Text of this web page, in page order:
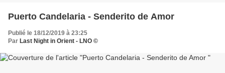
Puerto Candelaria - Senderito de Amor
Publié le 18/12/2019 à 23:25
Par Last Night in Orient - LNO ©